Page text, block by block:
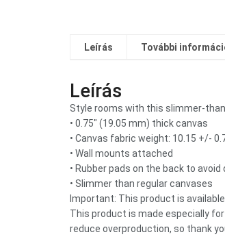
Leírás További
Leírás
Style rooms with this slimmer-
• 0.75″ (19.05 mm) thick canvas
• Canvas fabric weight: 10.15 +/-
• Wall mounts attached
• Rubber pads on the back to avoid
• Slimmer than regular canvases
Important: This product is
This product is made especially
reduce overproduction, so thank